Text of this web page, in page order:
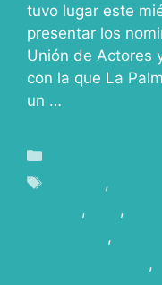
tuvo lugar este
presentar los
Unión de Actores
con la que La
un …
,
, ,
,
,